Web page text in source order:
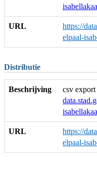
URL
https://
elpaal-
Distributie
Beschrijving
csv
URL
https://
elpaal-